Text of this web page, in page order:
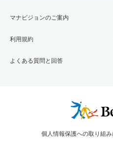
マナビジョンのご案内
利用規約
よくある質問と回答
個人情報保護への取り組